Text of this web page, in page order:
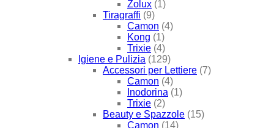
Zolux (1)
Tiragraffi (9)
Camon (4)
Kong (1)
Trixie (4)
Igiene e Pulizia (129)
Accessori per Lettiere (7)
Camon (4)
Inodorina (1)
Trixie (2)
Beauty e Spazzole (15)
Camon (14)